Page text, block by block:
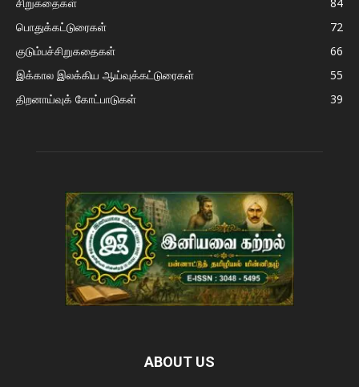
சிறுகதைகள்
84
பொதுக்கட்டுரைகள்
72
குடும்பச்சிறுகதைகள்
66
இக்கால இலக்கிய ஆய்வுக்கட்டுரைகள்
55
திறனாய்வுக் கோட்பாடுகள்
39
ABOUT US